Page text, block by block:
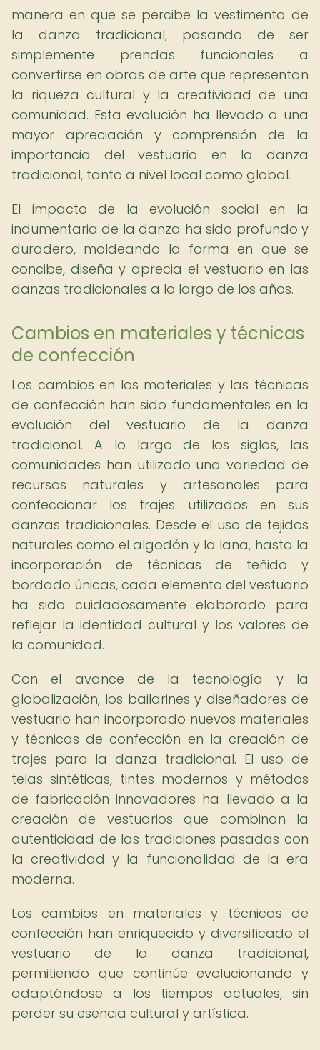
manera en que se percibe la vestimenta de
la danza tradicional, pasando de ser
simplemente prendas funcionales a
convertirse en obras de arte que representan
la riqueza cultural y la creatividad de una
comunidad. Esta evolución ha llevado a una
mayor apreciación y comprensión de la
importancia del vestuario en la danza
tradicional, tanto a nivel local como global.
El impacto de la evolución social en la
indumentaria de la danza ha sido profundo y
duradero, moldeando la forma en que se
concibe, diseña y aprecia el vestuario en las
danzas tradicionales a lo largo de los años.
Cambios en materiales y técnicas
de confección
Los cambios en los materiales y las técnicas
de confección han sido fundamentales en la
evolución del vestuario de la danza
tradicional. A lo largo de los siglos, las
comunidades han utilizado una variedad de
recursos naturales y artesanales para
confeccionar los trajes utilizados en sus
danzas tradicionales. Desde el uso de tejidos
naturales como el algodón y la lana, hasta la
incorporación de técnicas de teñido y
bordado únicas, cada elemento del vestuario
ha sido cuidadosamente elaborado para
reflejar la identidad cultural y los valores de
la comunidad.
Con el avance de la tecnología y la
globalización, los bailarines y diseñadores de
vestuario han incorporado nuevos materiales
y técnicas de confección en la creación de
trajes para la danza tradicional. El uso de
telas sintéticas, tintes modernos y métodos
de fabricación innovadores ha llevado a la
creación de vestuarios que combinan la
autenticidad de las tradiciones pasadas con
la creatividad y la funcionalidad de la era
moderna.
Los cambios en materiales y técnicas de
confección han enriquecido y diversificado el
vestuario de la danza tradicional,
permitiendo que continúe evolucionando y
adaptándose a los tiempos actuales, sin
perder su esencia cultural y artística.